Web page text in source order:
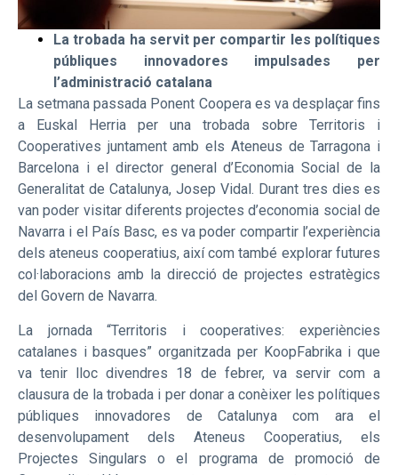
La trobada ha servit per compartir les polítiques
públiques innovadores impulsades per
l’administració catalana
La setmana passada Ponent Coopera es va desplaçar fins
a Euskal Herria per una trobada sobre Territoris i
Cooperatives juntament amb els Ateneus de Tarragona i
Barcelona i el director general d’Economia Social de la
Generalitat de Catalunya, Josep Vidal. Durant tres dies es
van poder visitar diferents projectes d’economia social de
Navarra i el País Basc, es va poder compartir l’experiència
dels ateneus cooperatius, així com també explorar futures
col·laboracions amb la direcció de projectes estratègics
del Govern de Navarra.
La jornada “Territoris i cooperatives: experiències
catalanes i basques” organitzada per KoopFabrika i que
va tenir lloc divendres 18 de febrer, va servir com a
clausura de la trobada i per donar a conèixer les polítiques
públiques innovadores de Catalunya com ara el
desenvolupament dels Ateneus Cooperatius, els
Projectes Singulars o el programa de promoció de